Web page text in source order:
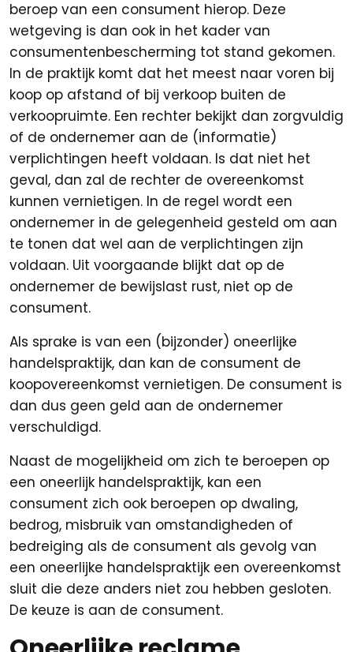
beroep van een consument hierop. Deze
wetgeving is dan ook in het kader van
consumentenbescherming tot stand gekomen.
In de praktijk komt dat het meest naar voren bij
koop op afstand of bij verkoop buiten de
verkoopruimte. Een rechter bekijkt dan zorgvuldig
of de ondernemer aan de (informatie)
verplichtingen heeft voldaan. Is dat niet het
geval, dan zal de rechter de overeenkomst
kunnen vernietigen. In de regel wordt een
ondernemer in de gelegenheid gesteld om aan
te tonen dat wel aan de verplichtingen zijn
voldaan. Uit voorgaande blijkt dat op de
ondernemer de bewijslast rust, niet op de
consument.
Als sprake is van een (bijzonder) oneerlijke
handelspraktijk, dan kan de consument de
koopovereenkomst vernietigen. De consument is
dan dus geen geld aan de ondernemer
verschuldigd.
Naast de mogelijkheid om zich te beroepen op
een oneerlijk handelspraktijk, kan een
consument zich ook beroepen op dwaling,
bedrog, misbruik van omstandigheden of
bedreiging als de consument als gevolg van
een oneerlijke handelspraktijk een overeenkomst
sluit die deze anders niet zou hebben gesloten.
De keuze is aan de consument.